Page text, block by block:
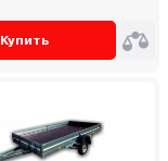
Купить